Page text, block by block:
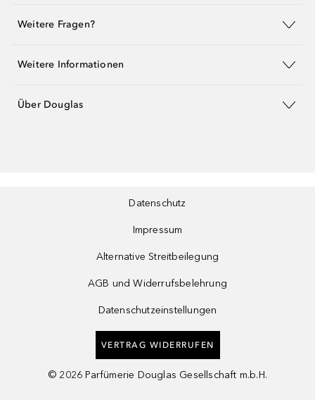
Weitere Fragen?
Weitere Informationen
Über Douglas
Datenschutz
Impressum
Alternative Streitbeilegung
AGB und Widerrufsbelehrung
Datenschutzeinstellungen
VERTRAG WIDERRUFEN
© 2026 Parfümerie Douglas Gesellschaft m.b.H.